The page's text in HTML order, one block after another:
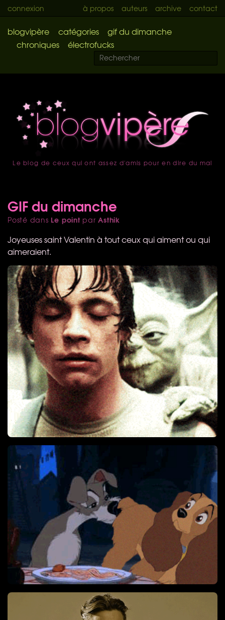
connexion à propos auteurs archive contact
blogvipère catégories
gif du dimanche
chroniques
électrofucks
accueil
Le blog de ceux qui ont assez d'amis pour en dire du mal
GIF du dimanche
Posté dans Le point parAsthik
Joyeuses saint Valentin à tout ceux qui aiment ou qui
aimeraient.